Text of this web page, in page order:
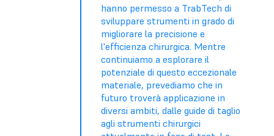
hanno permesso a TrabTech di
sviluppare strumenti in grado di
migliorare la precisione e
l'efficienza chirurgica. Mentre
continuiamo a esplorare il
potenziale di questo eccezionale
materiale, prevediamo che in
futuro troverà applicazione in
diversi ambiti, dalle guide di taglio
agli strumenti chirurgici